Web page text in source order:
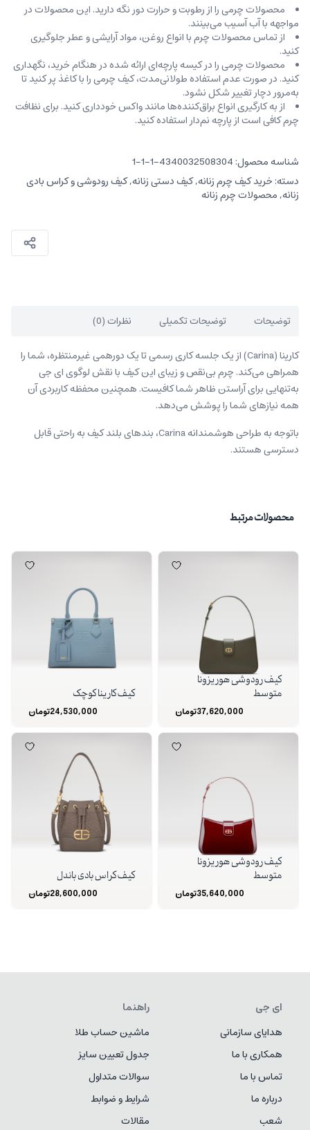
محصولات چرمی را از رطوبت و حرارت دور نگه دارید. این محصولات در
مواجهه با آب آسیب می‌بینند.
از تماس محصولات چرم با انواع روغن‌، مواد آرایشی و عطر جلوگیری
کنید.
محصولات چرمی را در کیسه‌ پارچه‌ای ارائه شده در هنگام خرید، ‌نگهداری
کنید. در صورت عدم استفاده طولانی‌مدت، کیف‌ چرمی را با کاغذ پر کنید تا
به‌مرور دچار تغییر شکل نشود.
از به کارگیری انواع براق‌کننده‌ها مانند واکس خودداری کنید. برای نظافت
چرم کافی است از پارچه‌ نم‌دار استفاده کنید.
شناسه محصول: 4340032508304-1-1-1
دسته: خرید کیف چرم زنانه,کیف دستی زنانه,کیف رودوشی و کراس بادی
زنانه,محصولات چرم زنانه
توضیحات توضیحات تکمیلی نظرات (0)
کارینا (Carina) از یک جلسه کاری رسمی تا یک دورهمی غیرمنتظره، شما را
همراهی می‌کند. چرم بی‌نقص و زیبای این کیف با نقش لوگوی ای جی
به‌تنهایی برای آراستن ظاهر شما کافیست. همچنین محفظه کاربردی آن
همه نیازهای شما را پوشش می‌دهد.
باتوجه به طراحی هوشمندانه Carina، بندهای بلند کیف به راحتی قابل
دسترسی هستند.
محصولات مرتبط
کیف رودوشی هوریزونا
متوسط
37,620,000تومان
کیف کارینا کوچک
24,530,000تومان
کیف رودوشی هوریزونا
متوسط
35,640,000تومان
کیف کراس بادی باندل
28,600,000تومان
ای جی
هدایای سازمانی
همکاری با ما
تماس با ما
درباره ما
شعب
راهنما
ماشین حساب طلا
جدول تعیین سایز
سوالات متداول
شرایط و ضوابط
مقالات